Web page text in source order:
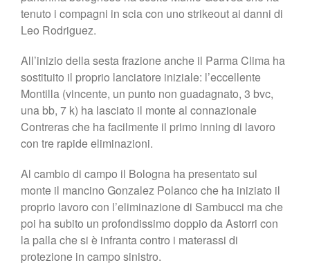
tenuto i compagni in scia con uno strikeout ai danni di
Leo Rodriguez.
All’inizio della sesta frazione anche il Parma Clima ha
sostituito il proprio lanciatore iniziale: l’eccellente
Montilla (vincente, un punto non guadagnato, 3 bvc,
una bb, 7 k) ha lasciato il monte al connazionale
Contreras che ha facilmente il primo inning di lavoro
con tre rapide eliminazioni.
Al cambio di campo il Bologna ha presentato sul
monte il mancino Gonzalez Polanco che ha iniziato il
proprio lavoro con l’eliminazione di Sambucci ma che
poi ha subito un profondissimo doppio da Astorri con
la palla che si è infranta contro i materassi di
protezione in campo sinistro.